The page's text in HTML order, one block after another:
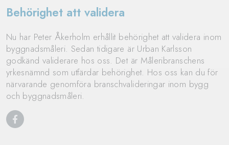
Behörighet att validera
Nu har Peter Åkerholm erhållit behörighet att validera inom
byggnadsmåleri. Sedan tidigare är Urban Karlsson
godkänd validerare hos oss. Det är Måleribranschens
yrkesnämnd som utfärdar behörighet. Hos oss kan du för
närvarande genomföra branschvalideringar inom bygg
och byggnadsmåleri.